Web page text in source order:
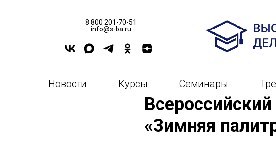
8 800 201-70-51
info@s-ba.ru
Новости Курсы Семинары
«Зимняя